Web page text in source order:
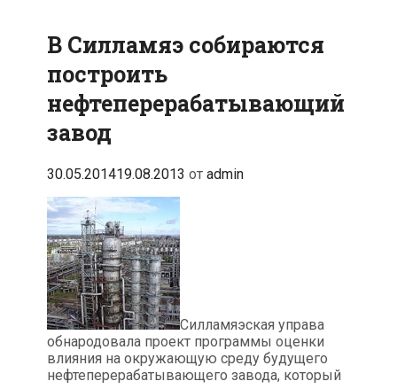
В Силламяэ собираются
построить
нефтеперерабатывающий
завод
30.05.201419.08.2013 от admin
Силламяэская управа
обнародовала проект программы оценки
влияния на окружающую среду будущего
нефтеперерабатывающего завода, который